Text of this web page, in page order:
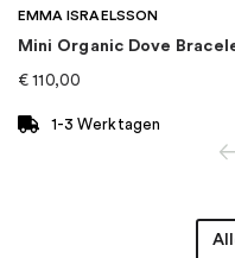
Kategorie:
Marke
EMMA ISRAELSSON
Mini Organic Dove
€ 110,00
1-3 Werktagen